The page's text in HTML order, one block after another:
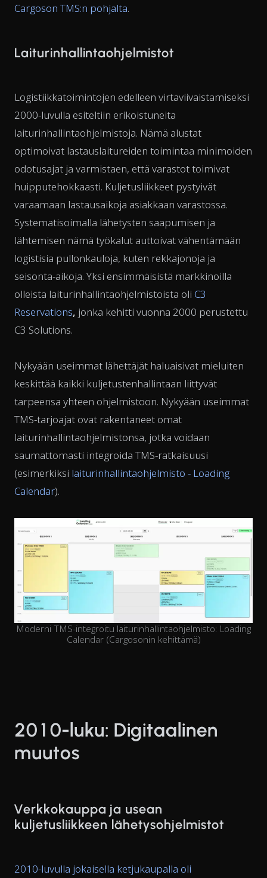
Cargoson TMS:n pohjalta.
Laiturinhallintaohjelmistot
Logistiikkatoimintojen edelleen virtaviivaistamiseksi
2000-luvulla esiteltiin erikoistuneita
laiturinhallintaohjelmistoja. Nämä alustat
optimoivat lastauslaitureiden toimintaa minimoiden
odotusajat ja varmistaen, että varastot toimivat
huipputehokkaasti. Kuljetusliikkeet pystyivät
varaamaan lastausaikoja asiakkaan varastossa.
Systematisoimalla lähetysten saapumisen ja
lähtemisen nämä työkalut auttoivat vähentämään
logistisia pullonkauloja, kuten rekkajonoja ja
seisonta-aikoja. Yksi ensimmäisistä markkinoilla
olleista laiturinhallintaohjelmistoista oli C3
Reservations, jonka kehitti vuonna 2000 perustettu
C3 Solutions.
Nykyään useimmat lähettäjät haluaisivat mieluiten
keskittää kaikki kuljetustenhallintaan liittyvät
tarpeensa yhteen ohjelmistoon. Nykyään useimmat
TMS-tarjoajat ovat rakentaneet omat
laiturinhallintaohjelmistonsa, jotka voidaan
saumattomasti integroida TMS-ratkaisuusi
(esimerkiksi laiturinhallintaohjelmisto - Loading
Calendar).
Moderni TMS-integroitu laiturinhallintaohjelmisto: Loading
Calendar (Cargosonin kehittämä)
2010-luku: Digitaalinen
muutos
Verkkokauppa ja usean
kuljetusliikkeen lähetysohjelmistot
2010-luvulla jokaisella ketjukaupalla oli